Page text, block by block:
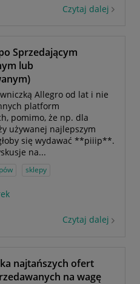
Czytaj dalej
Sprzedającym
lub
Allegro od lat i nie
platform
pomimo, że np. dla
używanej najlepszym
się wydawać **piiip**.
na...
sklepy
Czytaj dalej
najtańszych ofert
na wagę